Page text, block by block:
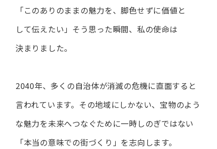
「この​ありの​ままの​魅力を、​脚色せずに​価値と​
して​伝えたい」 そう​思った​瞬間、​私の​使命は​
決まりました。
2040年、多くの自治体が消滅の危機に直面すると
言われています。 その地域にしかない、宝物のよう
な魅力を未来へつなぐために一時しのぎではない
「本当の意味での街づくり」を志向します。